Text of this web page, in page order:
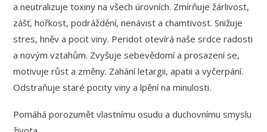
a neutralizuje toxiny na všech úrovních. Zmírňuje žárlivost,
zášť, hořkost, podráždění, nenávist a chamtivost. Snižuje
stres, hněv a pocit viny. Peridot otevírá naše srdce radosti
a novým vztahům. Zvyšuje sebevědomí a prosazení se,
motivuje růst a změny. Zahání letargii, apatii a vyčerpání.
Odstraňuje staré pocity viny a lpění na minulosti.
Pomáhá porozumět vlastnímu osudu a duchovnímu smyslu